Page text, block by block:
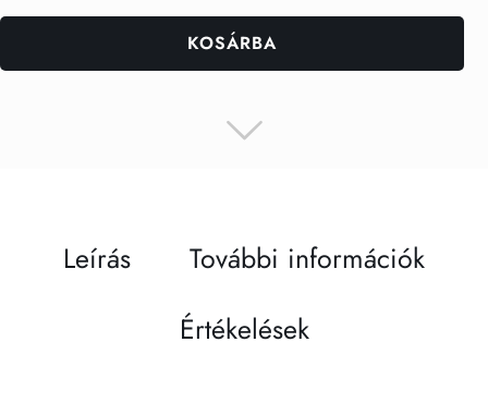
KOSÁRBA
Leírás
További információk
Értékelések